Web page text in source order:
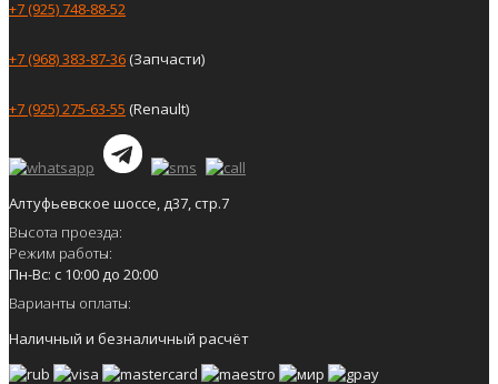
+7 (925) 748-88-52
+7 (968) 383-87-36(Запчасти)
+7 (925) 275-63-55 (Renault)
Алтуфьевское шоссе, д37, стр.7
Высота проезда:
Режим работы:
Пн-Вс: с 10:00 до 20:00
Варианты оплаты:
Наличный и безналичный расчёт